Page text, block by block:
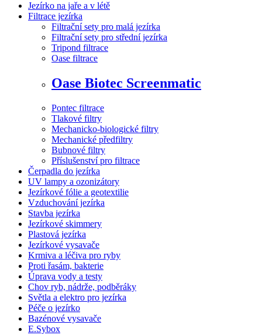
Jezírko na jaře a v létě
Filtrace jezírka
Filtrační sety pro malá jezírka
Filtrační sety pro střední jezírka
Tripond filtrace
Oase filtrace
Oase Biotec Screenmatic
Pontec filtrace
Tlakové filtry
Mechanicko-biologické filtry
Mechanické předfiltry
Bubnové filtry
Příslušenství pro filtrace
Čerpadla do jezírka
UV lampy a ozonizátory
Jezírkové fólie a geotextilie
Vzduchování jezírka
Stavba jezírka
Jezírkové skimmery
Plastová jezírka
Jezírkové vysavače
Krmiva a léčiva pro ryby
Proti řasám, bakterie
Úprava vody a testy
Chov ryb, nádrže, podběráky
Světla a elektro pro jezírka
Péče o jezírko
Bazénové vysavače
E.Sybox